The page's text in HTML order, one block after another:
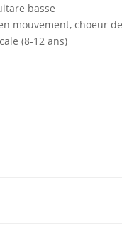
basse
mouvement, choeur de
(8-12 ans)